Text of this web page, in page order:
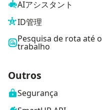
AIアシスタント
ID管理
Pesquisa de rota até o
trabalho
Outros
Segurança